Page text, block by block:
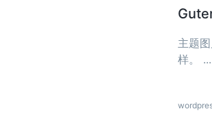
主题
样。 ...